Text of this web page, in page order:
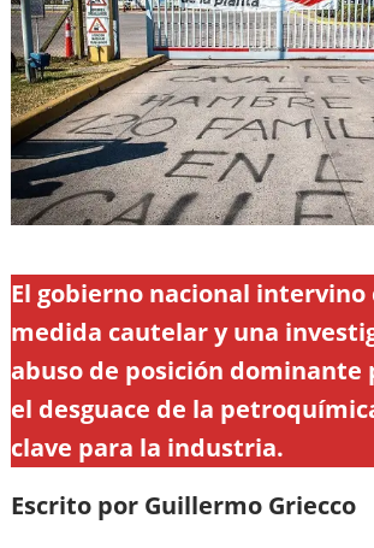
El gobierno nacional intervino
medida cautelar y una
abuso de posición dominante
el desguace de la
clave para la industria.
Escrito por Guillermo Griecco